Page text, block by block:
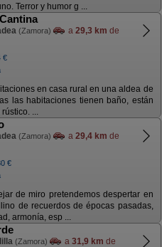
Terror y humor g ...
(Zamora) a 29,3 km de
€
en casa rural en una aldea de
las habitaciones tienen baño, están
...
(Zamora) a 29,4 km de
€
de miro pretendemos despertar en
de recuerdos de épocas pasadas,
armonía, esp ...
(Zamora) a 31,9 km de